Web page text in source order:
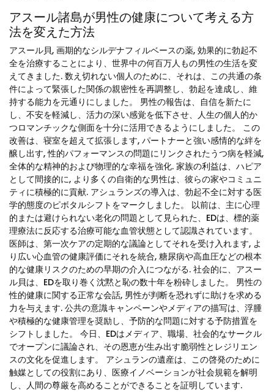
アスール諸島が男性の健康について考える方
法を変えた方法
アスール貝, 画期的なシルデナフィルベースの薬, 効果的に勃起不
全を治療することにより、世界中の何百万人もの男性の生活を変
えてきました. 数え切れない個人のために、それは、この共通の条
件によって緊張した関係の親密性を再調整し、勃起を達成し、維
持する能力を元通りにしました。 男性の報告は、自信を新たに
し、不安を軽減し、活力の深い感覚を低下させ、人生の個人的か
つロマンチックな側面を十分に活用できるようにしました。 この
改善は、寝室を超えて拡張します, パートナーと強い感情的な絆を
醸し出す, 性的パフォーマンスの問題にリンクされたうつ病を軽減,
全体的な精神的および物理的な幸福を強化. 家族の利益は、ハピア
として間接的に, より多くの自衛的な男性は、彼らの家やコミュニ
ティに積極的に貢献. アシュランズの導入は、勃起不全に対する医
学的態度のピボタルシフトをマークしました。 以前は、主に心理
的または避けられない老化の問題として見られた、EDは、標的薬
理療法に反応する治療可能な血管状態として認識されています。
医師は、第一次ケアの定期的な議論としてそれを受け入れます, よ
り広い心血管の健康評価にそれを統合, 糖尿病や高血圧などの根本
的な健康リスクのための早期の介入につながる. 社会的に、アスー
ル貝は、EDを取り巻く沈黙と恥の数十年を粉砕しました。 男性の
性的健康に関する正常な会話, 男性が判断を恐れずに助けを求める
力を与えます. 公共の意識キャンペーンやメディアの描写は、浮腫
や積極的な健康管理を奨励し、予防的な問題に対する予防措置を
シフトしました。 今日、EDはメディア、職場、社会的なサークル
でオープンに議論され、その恩恵が生み出す脆弱性とレジリエン
スの文化を促進します。 アシュランの遺産は、この啓発のために
触媒としての役割にあり、医療イノベーションが社会規範を解明
し、人間の尊厳を高めることができることを証明しています.